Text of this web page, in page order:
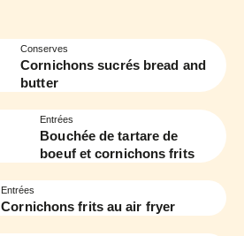
Conserves
Cornichons sucrés bread and
butter
Entrées
Bouchée de tartare de
boeuf et cornichons frits
Entrées
Cornichons frits au air fryer